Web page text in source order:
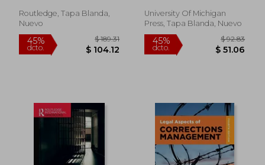
Lives Model Debate
(en Inglés)
Routledge, Tapa Blanda,
Nuevo
University Of Michigan
Press, Tapa Blanda, Nuevo